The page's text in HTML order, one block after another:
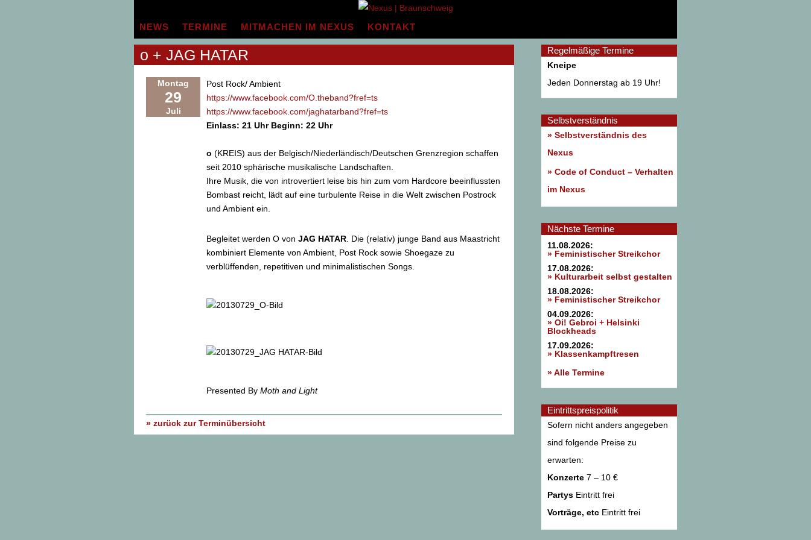
Inhalt
springen
NEWS TERMINE MITMACHEN IM NEXUS KONTAKT
o + JAG HATAR
Montag
29
Juli
Post Rock/ Ambient
https://www.facebook.com/O.theband?fref=ts
https://www.facebook.com/jaghatarband?fref=ts
Einlass: 21 Uhr Beginn: 22 Uhr
o (KREIS) aus der Belgisch/Niederländisch/Deutschen Grenzregion schaffen
seit 2010 sphärische musikalische Landschaften.
Ihre Musik, die von introvertiert leise bis hin zum vom Hardcore beeinflussten
Bombast reicht, lädt auf eine turbulente Reise in die Welt zwischen Postrock
und Ambient ein.
Begleitet werden O von JAG HATAR . Die (relativ) junge Band aus Maastricht
kombiniert Elemente von Ambient, Post Rock sowie Shoegaze zu
verblüffenden, repetitiven und minimalistischen Songs.
Presented By Moth and Light
» zurück zur Terminübersicht
Regelmäßige Termine
Kneipe
Jeden Donnerstag ab 19 Uhr!
Selbstverständnis
» Selbstverständnis des
Nexus
» Code of Conduct – Verhalten
im Nexus
Nächste Termine
11.08.2026:
» Feministischer Streikchor
17.08.2026:
» Kulturarbeit selbst gestalten
18.08.2026:
» Feministischer Streikchor
04.09.2026:
» Oi! Gebroi + Helsinki
Blockheads
17.09.2026:
» Klassenkampftresen
» Alle Termine
Eintrittspreispolitik
Sofern nicht anders angegeben
sind folgende Preise zu
erwarten:
Konzerte 7 – 10 €
Partys Eintritt frei
Vorträge, etc Eintritt frei